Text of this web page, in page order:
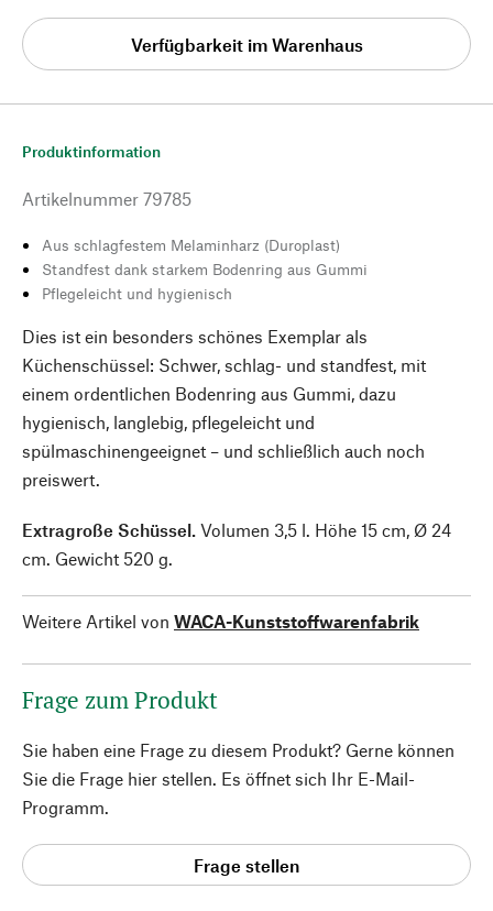
Verfügbarkeit im Warenhaus
Produktinformation
Artikelnummer 79785
Aus schlagfestem Melaminharz (Duroplast)
Standfest dank starkem Bodenring aus Gummi
Pflegeleicht und hygienisch
Dies ist ein besonders schönes Exemplar als
Küchenschüssel: Schwer, schlag- und standfest, mit
einem ordentlichen Bodenring aus Gummi, dazu
hygienisch, langlebig, pflegeleicht und
spülmaschinengeeignet – und schließlich auch noch
preiswert.
Extragroße Schüssel. Volumen 3,5 l. Höhe 15 cm, Ø 24
cm. Gewicht 520 g.
Weitere Artikel von WACA-Kunststoffwarenfabrik
Frage zum Produkt
Sie haben eine Frage zu diesem Produkt? Gerne können
Sie die Frage hier stellen. Es öffnet sich Ihr E-Mail-
Programm.
Frage stellen